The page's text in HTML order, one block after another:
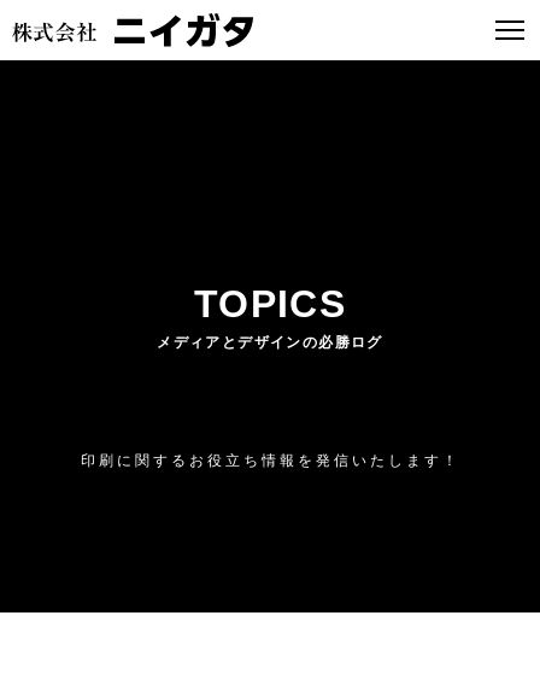
TOPICS
メディアとデザインの必勝ログ
印刷に関するお役立ち情報を発信いたします！